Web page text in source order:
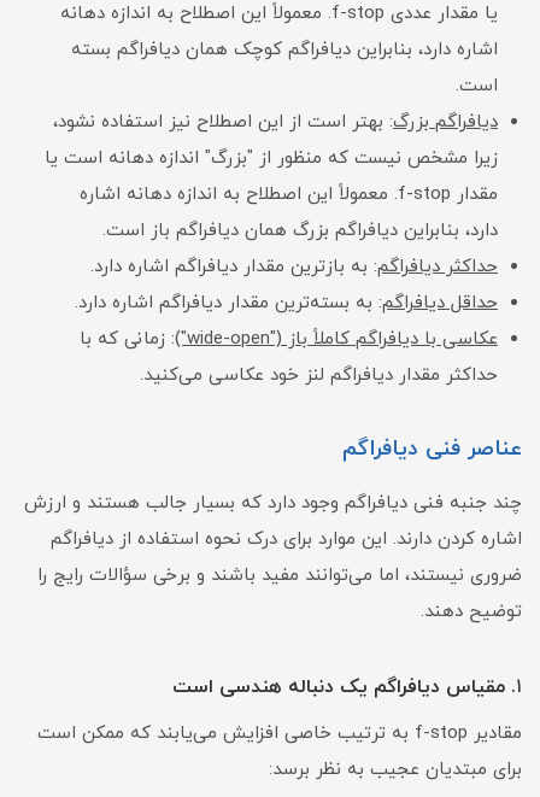
یا مقدار عددی f-stop. معمولاً این اصطلاح به اندازه دهانه
اشاره دارد، بنابراین دیافراگم کوچک همان دیافراگم بسته
است.
دیافراگم بزرگ: بهتر است از این اصطلاح نیز استفاده نشود،
زیرا مشخص نیست که منظور از "بزرگ" اندازه دهانه است یا
مقدار f-stop. معمولاً این اصطلاح به اندازه دهانه اشاره
دارد، بنابراین دیافراگم بزرگ همان دیافراگم باز است.
حداکثر دیافراگم: به بازترین مقدار دیافراگم اشاره دارد.
حداقل دیافراگم: به بسته‌ترین مقدار دیافراگم اشاره دارد.
عکاسی با دیافراگم کاملاً باز ("wide-open")
: زمانی که با
حداکثر مقدار دیافراگم لنز خود عکاسی می‌کنید.
عناصر فنی دیافراگم
چند جنبه فنی دیافراگم وجود دارد که بسیار جالب هستند و ارزش
اشاره کردن دارند. این موارد برای درک نحوه استفاده از دیافراگم
ضروری نیستند، اما می‌توانند مفید باشند و برخی سؤالات رایج را
توضیح دهند.
۱. مقیاس دیافراگم یک دنباله هندسی است
مقادیر f-stop به ترتیب خاصی افزایش می‌یابند که ممکن است
برای مبتدیان عجیب به نظر برسد: